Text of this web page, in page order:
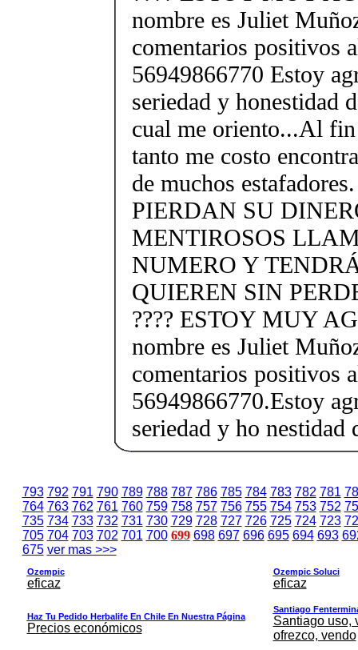
nombre es Juliet
comentarios positivos
56949866770 Estoy
seriedad y honestidad
cual me oriento...Al
tanto me costo
de muchos
PIERDAN SU
MENTIROSOS
NUMERO Y
QUIEREN SIN
???? ESTOY MUY
nombre es Juliet
comentarios positivos
56949866770.Estoy
seriedad y ho nestidad
793 792 791 790 789 788 787 786 785 784 783 782 781
764 763 762 761 760 759 758 757 756 755 754 753 752
735 734 733 732 731 730 729 728 727 726 725 724 723
705 704 703 702 701 700 699 698 697 696 695 694 693
675 ver mas >>>
Ozempic
eficaz
Ozempic Soluci
eficaz
Haz Tu Pedido Herbalife En Chile En Nuestra Página
Precios económicos
Santiago
Santiago uso,
ofrezco, vendo